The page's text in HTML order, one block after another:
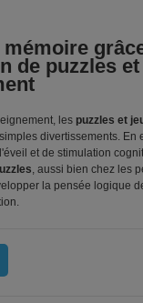
de puzzles
les puzzles et
divertissements. En
et de stimulation
, aussi bien chez les
la pensée logique